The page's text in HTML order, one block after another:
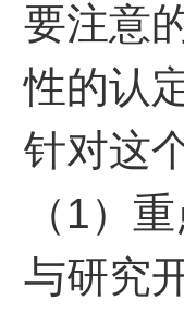
要注意
性的认
针对这
（1）
与研究